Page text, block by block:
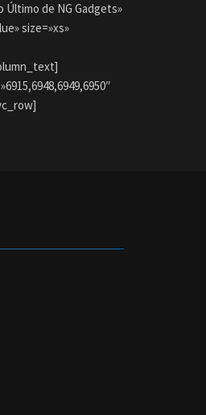
de NG Gadgets»
size=»xs»